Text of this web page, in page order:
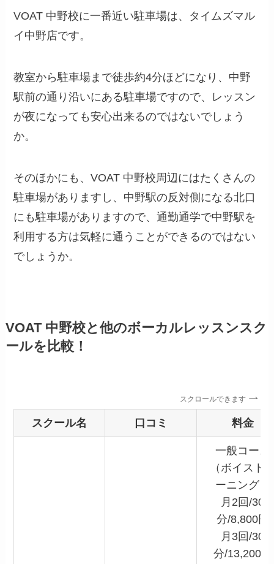
VOAT 中野校に一番近い駐車場は、タイムズマル
イ中野店です。
教室から駐車場まで徒歩約4分ほどになり、中野
駅前の通り沿いにある駐車場ですので、レッスン
が夜になっても安心出来るのではないでしょう
か。
そのほかにも、VOAT 中野校周辺にはたくさんの
駐車場がありますし、中野駅の反対側になる北口
にも駐車場がありますので、通勤通学で中野駅を
利用する方は気軽に通うことができるのではない
でしょうか。
VOAT 中野校と他のボーカルレッスンスク
ールを比較！
スクロールできます
スクール名 口コミ 料金
一般コース
（ボイスト
ーニング）
月2回/30
分/8,800円
月3回/30
分/13,200円